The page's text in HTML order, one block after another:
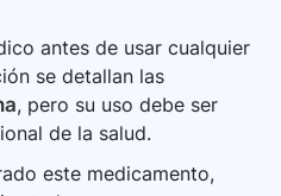
antes de usar cualquier
se detallan las
, pero su uso debe ser
de la salud.
este medicamento,